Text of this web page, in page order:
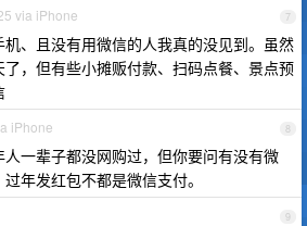
7
via iPhone
、且没有用微信的人我真的没见到。虽然
，但有些小摊贩付款、扫码点餐、景点预
8
iPhone
一辈子都没网购过，但你要问有没有微
年发红包不都是微信支付。
9